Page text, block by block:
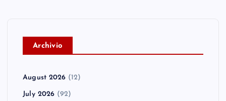
Archivio
August 2026 (12)
July 2026 (92)